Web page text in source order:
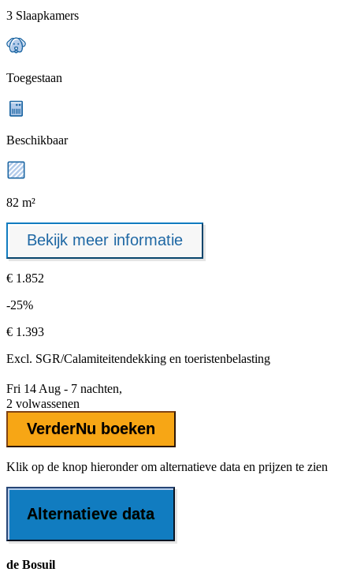
3 Slaapkamers
Toegestaan
Beschikbaar
82 m²
Bekijk meer informatie
€ 1.852
-25%
€ 1.393
Excl. SGR/Calamiteitendekking en toeristenbelasting
Fri 14 Aug - 7 nachten,
2 volwassenen
VerderNu boeken
Klik op de knop hieronder om alternatieve data en prijzen te zien
Alternatieve data
de Bosuil